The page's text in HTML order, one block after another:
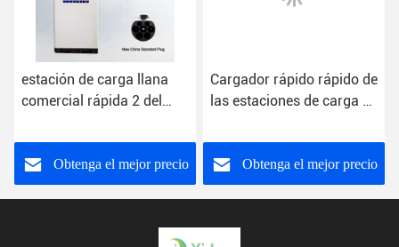
estación de carga llana
comercial rápida 2 del
300KW EV
Obtenga el mejor precio
Cargador rápido rápido de
las estaciones de carga de
Chargepoint DC
Obtenga el mejor precio